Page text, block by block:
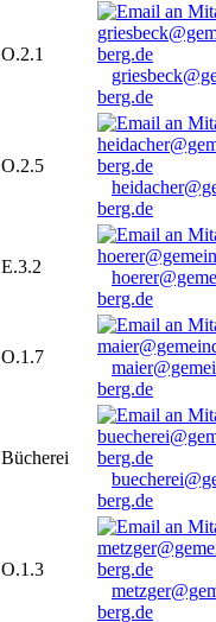
O.2.1
berg.de
O.2.5
berg.de
E.3.2
berg.de
O.1.7
berg.de
Bücherei
berg.de
O.1.3
berg.de